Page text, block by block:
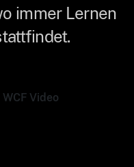
immer Lernen